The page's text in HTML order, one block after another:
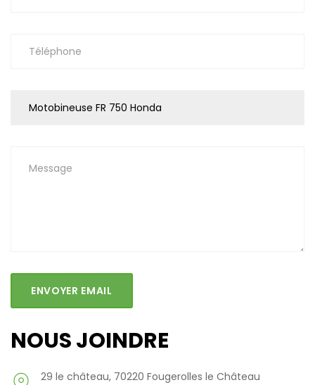
ENVOYER EMAIL
NOUS JOINDRE
29 le château, 70220 Fougerolles le Château